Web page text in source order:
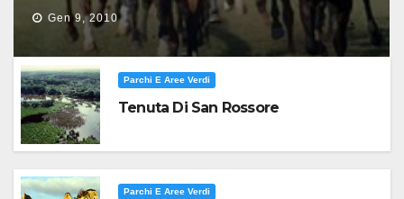
Gen 9, 2010
Parchi E Aree Verdi
Tenuta Di San Rossore
Parchi E Aree Verdi